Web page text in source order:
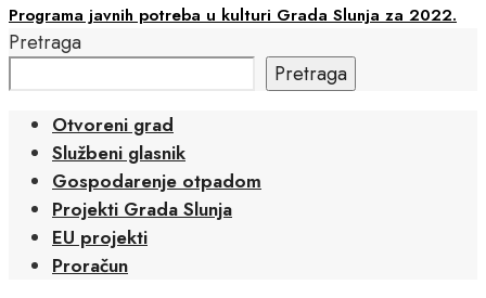
Programa javnih potreba u kulturi Grada Slunja za 2022.
Pretraga
Pretraga
Otvoreni grad
Službeni glasnik
Gospodarenje otpadom
Projekti Grada Slunja
EU projekti
Proračun